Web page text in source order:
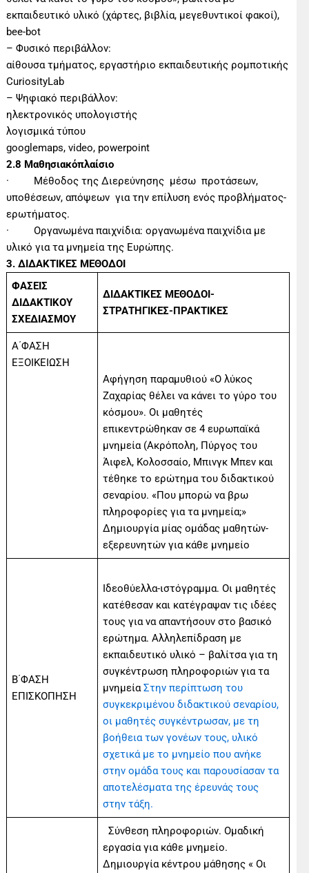
εκπαιδευτικό υλικό (χάρτες, βιβλία, μεγεθυντικοί φακοί),
bee-bot
– Φυσικό περιβάλλον:
αίθουσα τμήματος, εργαστήριο εκπαιδευτικής ρομποτικής
CuriosityLab
– Ψηφιακό περιβάλλον:
ηλεκτρονικός υπολογιστής
λογισμικά τύπου
googlemaps, video, powerpoint
2.8 Μαθησιακόπλαίσιο
· Μέθοδος της Διερεύνησης μέσω προτάσεων,
υποθέσεων, απόψεων για την επίλυση ενός προβλήματος-
ερωτήματος.
· Οργανωμένα παιχνίδια: οργανωμένα παιχνίδια με
υλικό για τα μνημεία της Ευρώπης.
3.ΔΙΔΑΚΤΙΚΕΣ ΜΕΘΟΔΟΙ
ΦΑΣΕΙΣ
ΔΙΔΑΚΤΙΚΟΥ
ΣΧΕΔΙΑΣΜΟΥ
ΔΙΔΑΚΤΙΚΕΣ ΜΕΘΟΔΟΙ-
ΣΤΡΑΤΗΓΙΚΕΣ-ΠΡΑΚΤΙΚΕΣ
Α΄ΦΑΣΗ
ΕΞΟΙΚΕΙΩΣΗ
Αφήγηση παραμυθιού «Ο λύκος
Ζαχαρίας θέλει να κάνει το γύρο του
κόσμου». Οι μαθητές
επικεντρώθηκαν σε 4 ευρωπαϊκά
μνημεία (Ακρόπολη, Πύργος του
Άιφελ, Κολοσσαίο, Μπινγκ Μπεν και
τέθηκε το ερώτημα του διδακτικού
σεναρίου. «Που μπορώ να βρω
πληροφορίες για τα μνημεία;»
Δημιουργία μίας ομάδας μαθητών-
εξερευνητών για κάθε μνημείο
Β΄ΦΑΣΗ
ΕΠΙΣΚΟΠΗΣΗ
Ιδεοθύελλα-ιστόγραμμα. Οι μαθητές
κατέθεσαν και κατέγραψαν τις ιδέες
τους για να απαντήσουν στο βασικό
ερώτημα. Αλληλεπίδραση με
εκπαιδευτικό υλικό – βαλίτσα για τη
συγκέντρωση πληροφοριών για τα
μνημείαΣτην περίπτωση του
συγκεκριμένου διδακτικού σεναρίου,
οι μαθητές συγκέντρωσαν, με τη
βοήθεια των γονέων τους, υλικό
σχετικά με το μνημείο που ανήκε
στην ομάδα τους και παρουσίασαν τα
αποτελέσματα της έρευνάς τους
στην τάξη.
Σύνθεση πληροφοριών. Ομαδική
εργασία για κάθε μνημείο.
Δημιουργία κέντρου μάθησης « Οι